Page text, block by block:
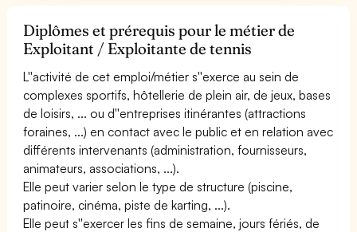
Diplômes et prérequis pour le métier de
Exploitant / Exploitante de tennis
L''activité de cet emploi/métier s''exerce au sein de
complexes sportifs, hôtellerie de plein air, de jeux, bases
de loisirs, ... ou d''entreprises itinérantes (attractions
foraines, ...) en contact avec le public et en relation avec
différents intervenants (administration, fournisseurs,
animateurs, associations, ...).
Elle peut varier selon le type de structure (piscine,
patinoire, cinéma, piste de karting, ...).
Elle peut s''exercer les fins de semaine, jours fériés, de